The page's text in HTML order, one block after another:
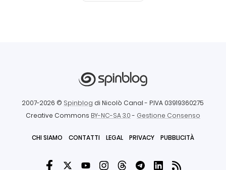
2007-2026 © Spinblog di Nicolò Canal - P.IVA 03919360275
Creative Commons BY-NC-SA 3.0- Gestione Consenso
CHI SIAMO CONTATTI LEGAL PRIVACY PUBBLICITÀ